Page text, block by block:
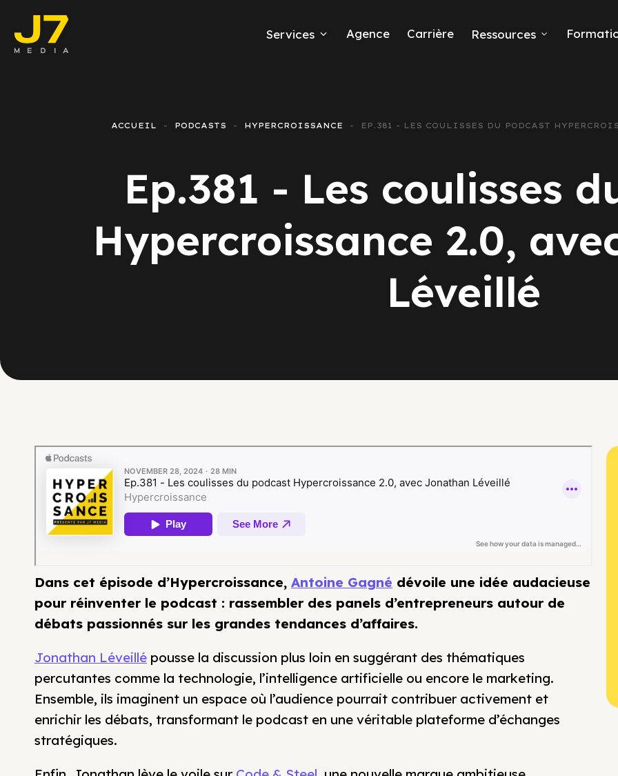
Services
E-commerce
Google Ads
Rapports Meta Ads
Agence Carrière Ressources
ACCUEIL PODCASTS HYPERCROISSANCE EP.381 - LES COULISSES DU PODCAST
Ep.381 - Les coulisses
Hypercroissance 2.0,
Léveillé
Dans cet épisode d’Hypercroissance, Antoine Gagné dévoile une idée audacieuse
pour réinventer le podcast : rassembler des panels d’entrepreneurs autour de
débats passionnés sur les grandes tendances d’affaires.
Jonathan Léveillé pousse la discussion plus loin en suggérant des thématiques
percutantes comme la technologie, l’intelligence artificielle ou encore le marketing.
Ensemble, ils imaginent un espace où l’audience pourrait contribuer activement et
enrichir les débats, transformant le podcast en une véritable plateforme d’échanges
stratégiques.